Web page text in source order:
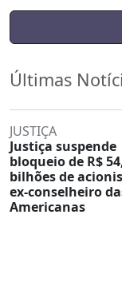
Últimas
JUSTIÇA
Justiça suspende
bloqueio de R$
bilhões de
ex-conselheiro
Americanas